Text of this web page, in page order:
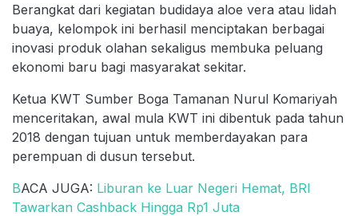
Berangkat dari kegiatan budidaya aloe vera atau lidah
buaya, kelompok ini berhasil menciptakan berbagai
inovasi produk olahan sekaligus membuka peluang
ekonomi baru bagi masyarakat sekitar.
Ketua KWT Sumber Boga Tamanan Nurul Komariyah
menceritakan, awal mula KWT ini dibentuk pada tahun
2018 dengan tujuan untuk memberdayakan para
perempuan di dusun tersebut.
BACA JUGA: Liburan ke Luar Negeri Hemat, BRI
Tawarkan Cashback Hingga Rp1 Juta